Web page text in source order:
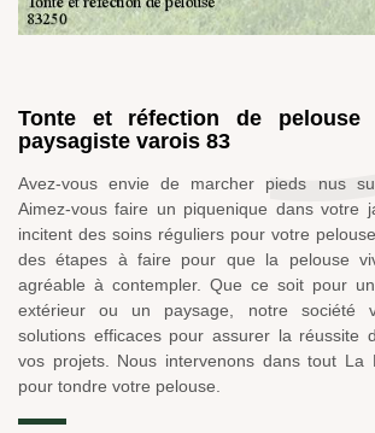
Tonte et réfection de
paysagiste varois 83
Avez-vous envie de marcher pieds nus
Aimez-vous faire un piquenique dans votre
incitent des soins réguliers pour votre
des étapes à faire pour que la pelouse
agréable à contempler. Que ce soit pour
extérieur ou un paysage, notre société
solutions efficaces pour assurer la réussite
vos projets. Nous intervenons dans tout La
pour tondre votre pelouse.